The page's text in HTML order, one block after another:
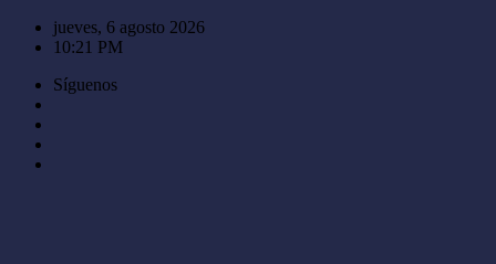
Saltar
jueves, 6 agosto 2026
10:21 PM
Síguenos